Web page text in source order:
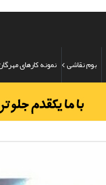
بوم نقاشی نمونه کارهای